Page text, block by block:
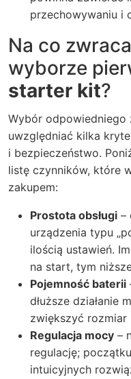
przechowywaniu i
Na co
wyborze
starter kit?
Wybór
uwzględniać kilka
i bezpieczeństwo.
listę czynników, które
zakupem:
Prostota obsługi –
urządzenia typu
ilością ustawień.
na start, tym
Pojemność baterii
dłuższe działanie
zwiększyć rozmiar
Regulacja mocy –
regulację;
intuicyjnych